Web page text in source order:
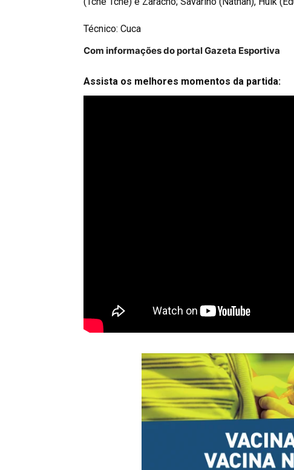
Técnico: Cuca
Com informações do portal Gazeta Esportiva
Assista os melhores momentos da partida: